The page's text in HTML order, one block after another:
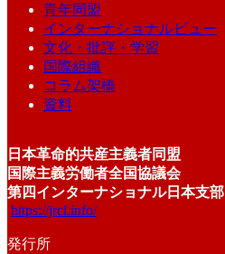
青年同盟
インターナショナルビュー
文化・批評・学習
国際組織
コラム架橋
資料
日本革命的共産主義者同盟
国際主義労働者全国協議会
第四インターナショナル日本支部
https://jrcl.info/
発行所